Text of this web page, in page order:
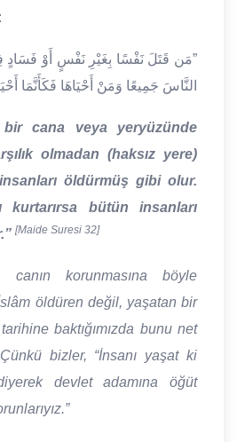
”مَن قَتَلَ نَفْسًا بِغَيْرِ نَفْسٍ أَوْ فَسَادٍ
النَّاسَ جَمِيعًا وَمَنْ أَحْيَاهَا فَكَأَنَّمَا
cana veya yeryüzünde
olmadan (haksız yere)
öldürmüş gibi olur.
bütün insanları
[Maide Suresi 32]
korunmasına böyle
öldüren değil, yaşatan bir
baktığımızda bunu net
bizler, “İnsanı yaşat ki
devlet adamına öğüt